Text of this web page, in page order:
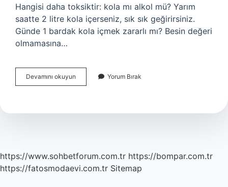
Hangisi daha toksiktir: kola mı alkol mü? Yarım
saatte 2 litre kola içerseniz, sık sık geğirirsiniz.
Günde 1 bardak kola içmek zararlı mı? Besin değeri
olmamasına…
Devamını okuyun
Mı
Sigara
Yorum Bırak
https://www.sohbetforum.com.tr https://bompar.com.tr
https://fatosmodaevi.com.tr Sitemap